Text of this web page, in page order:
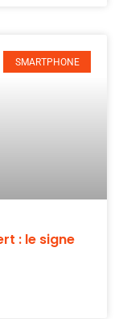
SMARTPHONE
: le signe